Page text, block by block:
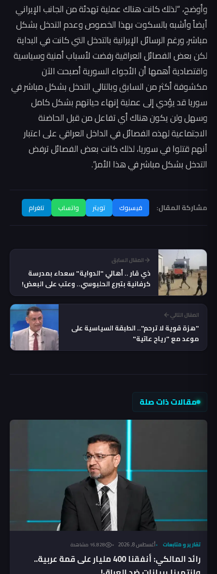
وأوضح، “لذلك كانت هناك عملية تهدئة من الجانب الإيراني
أيضاً وأشبه بالسكوت بهذا الخصوص وعدم التدخل بشكل
مباشر، ورغم الرسائل الإيرانية بالتدخل التي كانت في البداية
لكن بعض الفصائل العراقية رفضت لأسباب أمنية وسياسية
واقتصادية أهمها أن الأجواء السورية أصبحت الآن
مكشوفة أكثر من السابق وبالتالي التدخل بشكل مباشر في
سوريا قد يؤدي إلى عملية إنهاء حياتهم بشكل كامل
وسهل ولن يكون هناك أي تفاعل من قبل الحاضنة
الاجتماعية لهذه الفصائل في الداخل العراقي على اعتبار
أنهم قتلوا في سوريا، لذلك كانت بعض الفصائل ترفض
التدخل بشكل مباشر في هذا الأمر”.
مشاركة المقال: فيسبوك تويتر واتساب تلغرام
المقال السابق
ذي قار .. أهالي "الدواية" سعداء بمدرسة
كرفانية بتبرع الحلبوسي.. وعتب على البعض!
(فيديو)
المقال التالي
"هزة قوية لا ترحم".. الطبقة السياسية على
موعد مع "رياح عاتية"
مقالات ذات صلة
تقارير و متابعات أغسطس 8, 2026 16٬828 مشاهدة
رائد المالكي: أنفقنا 400 مليار على قمة عربية..